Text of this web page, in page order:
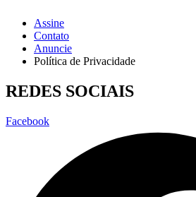
Assine
Contato
Anuncie
Política de Privacidade
REDES SOCIAIS
Facebook